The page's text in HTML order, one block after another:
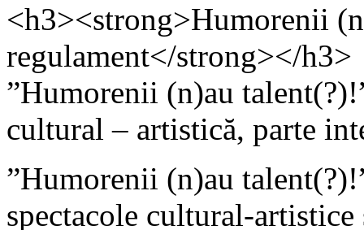
<h3><strong>Humorenii
regulament</strong></h3>
”Humorenii (n)au
cultural – artistică, parte
”Humorenii (n)au
spectacole cultural-